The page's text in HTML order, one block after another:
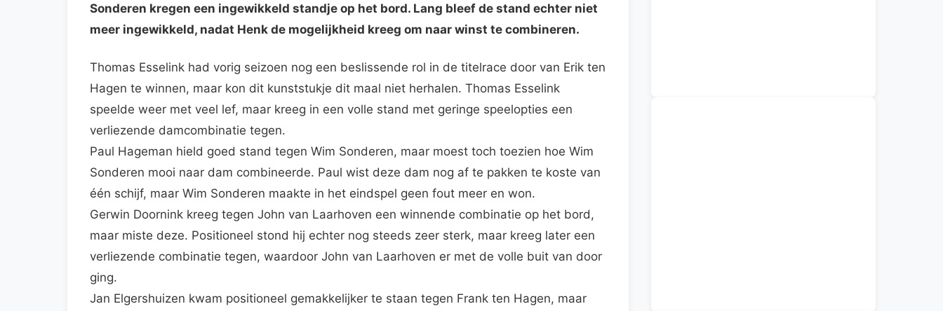
Sonderen kregen een ingewikkeld standje op het bord. Lang bleef de stand echter niet
meer ingewikkeld, nadat Henk de mogelijkheid kreeg om naar winst te combineren.
Thomas Esselink had vorig seizoen nog een beslissende rol in de titelrace door van Erik ten
Hagen te winnen, maar kon dit kunststukje dit maal niet herhalen. Thomas Esselink
speelde weer met veel lef, maar kreeg in een volle stand met geringe speelopties een
verliezende damcombinatie tegen.
Paul Hageman hield goed stand tegen Wim Sonderen, maar moest toch toezien hoe Wim
Sonderen mooi naar dam combineerde. Paul wist deze dam nog af te pakken te koste van
één schijf, maar Wim Sonderen maakte in het eindspel geen fout meer en won.
Gerwin Doornink kreeg tegen John van Laarhoven een winnende combinatie op het bord,
maar miste deze. Positioneel stond hij echter nog steeds zeer sterk, maar kreeg later een
verliezende combinatie tegen, waardoor John van Laarhoven er met de volle buit van door
ging.
Jan Elgershuizen kwam positioneel gemakkelijker te staan tegen Frank ten Hagen, maar